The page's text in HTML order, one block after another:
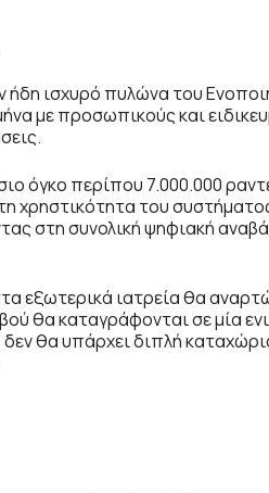
ήδη ισχυρό πυλώνα του
με προσωπικούς και
όγκο περίπου 7.000.000
χρηστικότητα του
στη συνολική ψηφιακή
εξωτερικά ιατρεία θα
θα καταγράφονται σε μία
θα υπάρχει διπλή